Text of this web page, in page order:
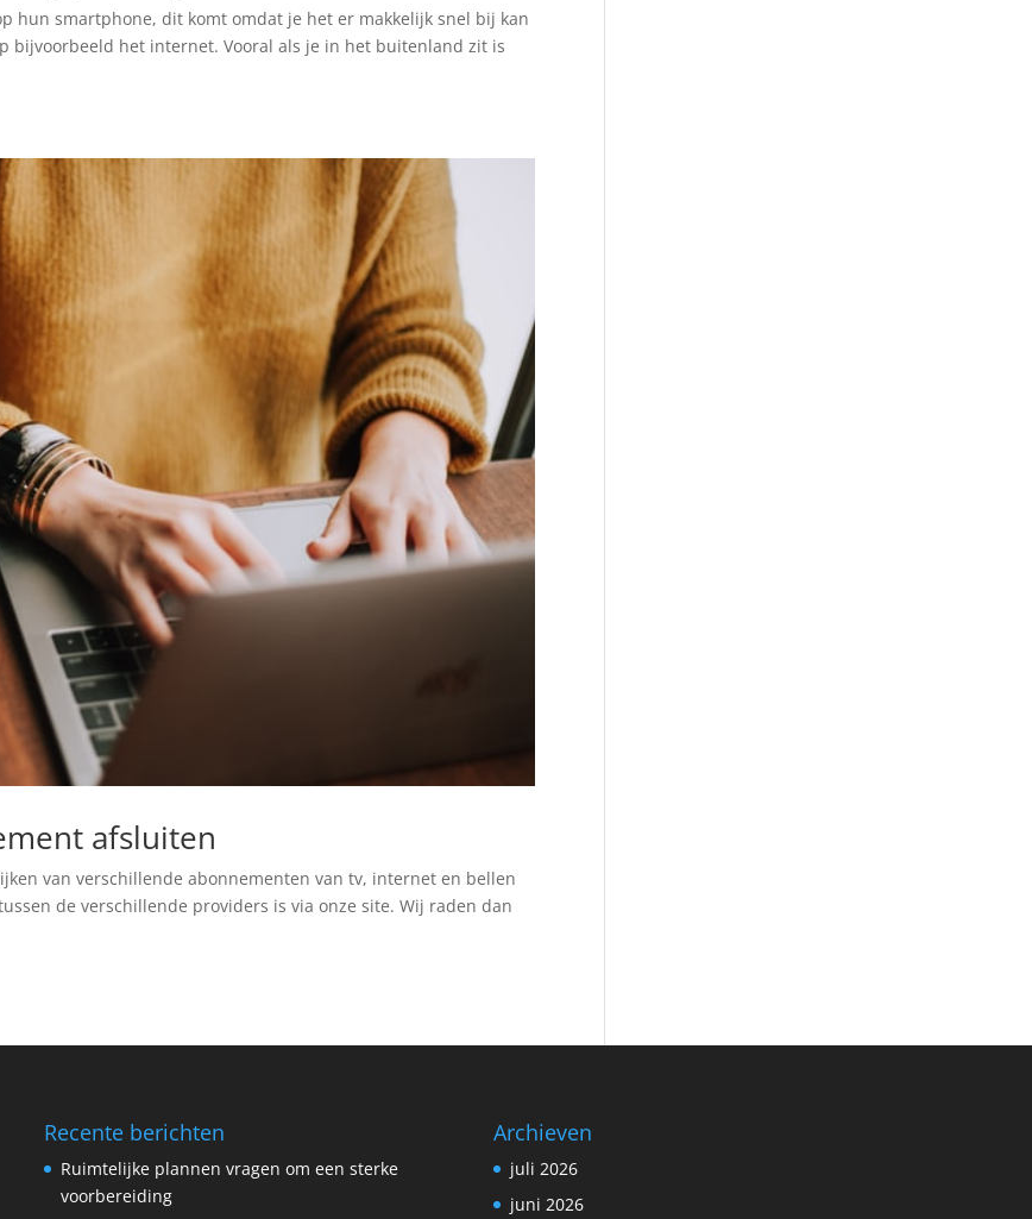
hun smartphone, dit komt omdat je het er makkelijk snel bij kan
bijvoorbeeld het internet. Vooral als je in het buitenland zit is
afsluiten
van verschillende abonnementen van tv, internet en bellen
de verschillende providers is via onze site. Wij raden dan
Recente berichten
Ruimtelijke plannen vragen om een sterke
voorbereiding
Archieven
juli 2026
juni 2026